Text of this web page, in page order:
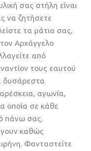
σας στήλη είναι
να ζητήσετε
τα μάτια σας,
Αρχάγγελο
από
τους εαυτού
δυσάρεστα
αγωνία,
οποία σε κάθε
πάνω σας.
καθώς
Φανταστείτε